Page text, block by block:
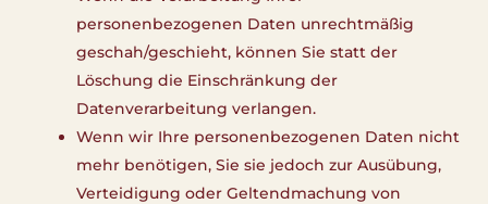
personenbezogenen Daten unrechtmäßig
geschah/geschieht, können Sie statt der
Löschung die Einschränkung der
Datenverarbeitung verlangen.
Wenn wir Ihre personenbezogenen Daten nicht
mehr benötigen, Sie sie jedoch zur Ausübung,
Verteidigung oder Geltendmachung von